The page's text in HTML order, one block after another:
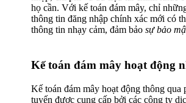
họ cần. Với kế toán đám mây, chỉ
thông tin đăng nhập chính xác mới có
thông tin nhạy cảm, đảm bảosự bảo
Kế toán đám mây hoạt động
Kế toán đám mây hoạt động thông qua
tuyến được cung cấp bởi các công ty